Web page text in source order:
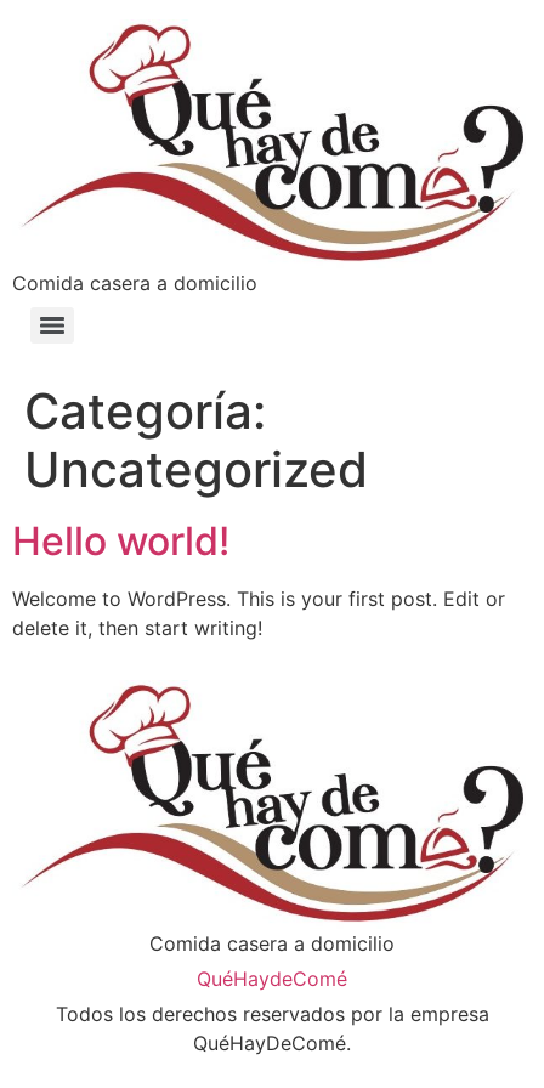
Comida casera a domicilio
Categoría:
Uncategorized
Hello world!
Welcome to WordPress. This is your first post. Edit or
delete it, then start writing!
Comida casera a domicilio
QuéHaydeComé
Todos los derechos reservados por la empresa
QuéHayDeComé.